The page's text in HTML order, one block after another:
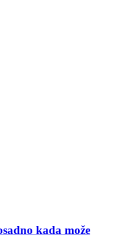
kada može